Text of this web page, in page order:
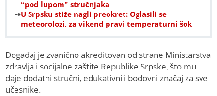
“pod lupom” stručnjaka
U Srpsku stiže nagli preokret: Oglasili se
meteorolozi, za vikend pravi temperaturni šok
Događaj je zvanično akreditovan od strane Ministarstva
zdravlja i socijalne zaštite Republike Srpske, što mu
daje dodatni stručni, edukativni i bodovni značaj za sve
učesnike.